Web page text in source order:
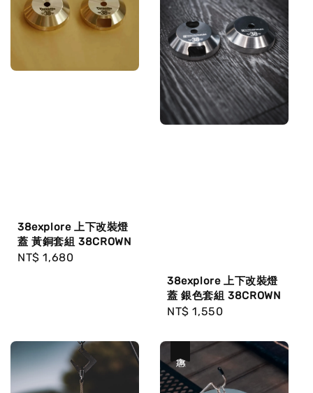
38explore 上下改裝燈
蓋 黃銅套組 38CROWN
Regular
NT$ 1,680
38explore 上下改裝燈
蓋 銀色套組 38CROWN
Regular
NT$ 1,550